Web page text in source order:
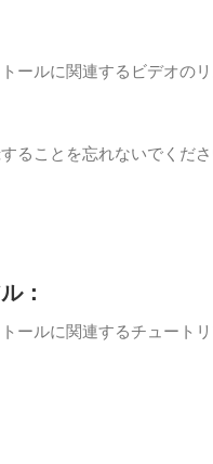
ールに関連するビデオの
ることを忘れないでくだ
：
ールに関連するチュート